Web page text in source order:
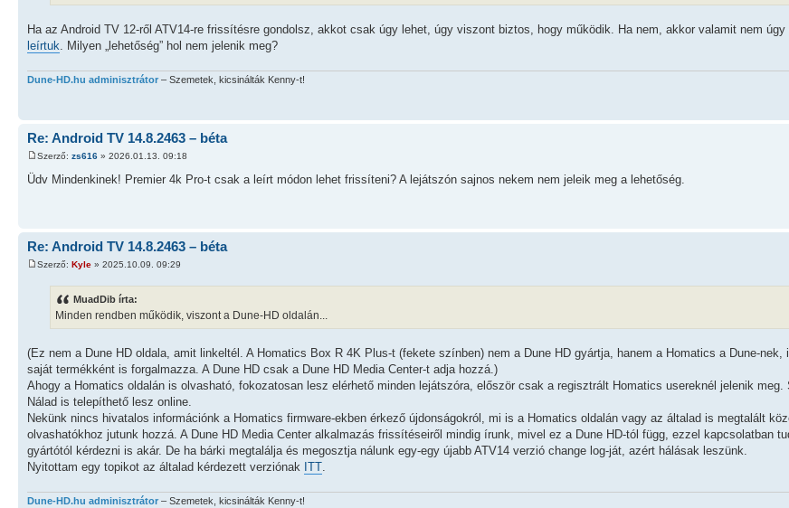
Ha az Android TV 12-ről ATV14-re frissítésre gondolsz, akkot csak úgy lehet, úgy viszont biztos, hogy működik. Ha nem, akkor valamit nem
leírtuk. Milyen „lehetőség” hol nem jelenik meg?
Dune-HD.hu adminisztrátor – Szemetek, kicsinálták Kenny-t!
Re: Android TV 14.8.2463 – béta
Szerző: zs616 » 2026.01.13. 09:18
Üdv Mindenkinek! Premier 4k Pro-t csak a leírt módon lehet frissíteni? A lejátszón sajnos nekem nem jeleik meg a lehetőség.
Re: Android TV 14.8.2463 – béta
Szerző: Kyle » 2025.10.09. 09:29
MuadDib írta:
Minden rendben működik, viszont a Dune-HD oldalán...
(Ez nem a Dune HD oldala, amit linkeltél. A Homatics Box R 4K Plus-t (fekete színben) nem a Dune HD gyártja, hanem a Homatics a Dune-nek,
saját termékként is forgalmazza. A Dune HD csak a Dune HD Media Center-t adja hozzá.)
Ahogy a Homatics oldalán is olvasható, fokozatosan lesz elérhető minden lejátszóra, először csak a regisztrált Homatics usereknél jelenik meg.
Nálad is telepíthető lesz online.
Nekünk nincs hivatalos információnk a Homatics firmware-ekben érkező újdonságokról, mi is a Homatics oldalán vagy az általad is megtalált
olvashatókhoz jutunk hozzá. A Dune HD Media Center alkalmazás frissítéseiről mindig írunk, mivel ez a Dune HD-tól függ, ezzel kapcsolatban
gyártótól kérdezni is akár. De ha bárki megtalálja és megosztja nálunk egy-egy újabb ATV14 verzió change log-ját, azért hálásak leszünk.
Nyitottam egy topikot az általad kérdezett verziónak ITT.
Dune-HD.hu adminisztrátor – Szemetek, kicsinálták Kenny-t!